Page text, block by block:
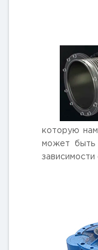
которую
может быть
зависимости